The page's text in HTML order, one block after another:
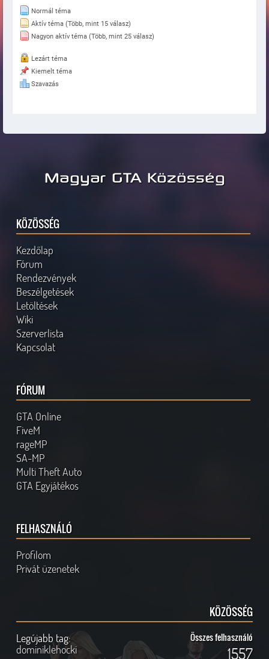
Normál téma
Aktív téma (Több, mint 15 válasz)
Nagyon aktív téma (Több, mint 25 válasz)
Lezárt téma
Kiemelt téma
Szavazás
Magyar GTA Közösség
KÖZÖSSÉG
Kezdőlap
Fórum
Rendezvények
Beszélgetések
Letöltések
Wiki
Szerverlista
Kapcsolat
FÓRUM
GTA Online
FiveM
rageMP
SA-MP
Multi Theft Auto
GTA Egyjátékos
FELHASZNÁLÓ
Profilom
Privát üzenetek
KÖZÖSSÉG
Legújabb tag:
dominiklehocki
Összes felhasználó
1557